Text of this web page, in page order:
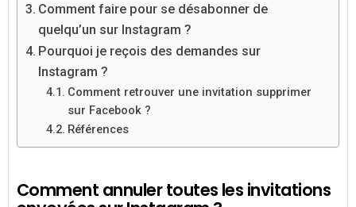
Comment faire pour se désabonner de
quelqu’un sur Instagram ?
Pourquoi je reçois des demandes sur
Instagram ?
Comment retrouver une invitation supprimer
sur Facebook ?
Références
Comment annuler toutes les invitations